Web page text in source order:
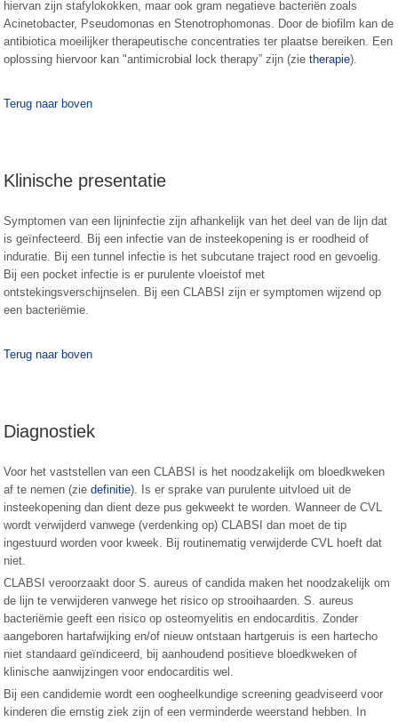
hiervan zijn stafylokokken, maar ook gram negatieve bacteriën zoals
Acinetobacter, Pseudomonas en Stenotrophomonas. Door de biofilm kan de
antibiotica moeilijker therapeutische concentraties ter plaatse bereiken. Een
oplossing hiervoor kan "antimicrobial lock therapy” zijn (zietherapie).
Terug naar boven
Klinische presentatie
Symptomen van een lijninfectie zijn afhankelijk van het deel van de lijn dat
is geïnfecteerd. Bij een infectie van de insteekopening is er roodheid of
induratie. Bij een tunnel infectie is het subcutane traject rood en gevoelig.
Bij een pocket infectie is er purulente vloeistof met
ontstekingsverschijnselen. Bij een CLABSI zijn er symptomen wijzend op
een bacteriëmie.
Terug naar boven
Diagnostiek
Voor het vaststellen van een CLABSI is het noodzakelijk om bloedkweken
af te nemen (ziedefinitie). Is er sprake van purulente uitvloed uit de
insteekopening dan dient deze pus gekweekt te worden. Wanneer de CVL
wordt verwijderd vanwege (verdenking op) CLABSI dan moet de tip
ingestuurd worden voor kweek. Bij routinematig verwijderde CVL hoeft dat
niet.
CLABSI veroorzaakt door S. aureus of candida maken het noodzakelijk om
de lijn te verwijderen vanwege het risico op strooihaarden. S. aureus
bacteriëmie geeft een risico op osteomyelitis en endocarditis. Zonder
aangeboren hartafwijking en/of nieuw ontstaan hartgeruis is een hartecho
niet standaard geïndiceerd, bij aanhoudend positieve bloedkweken of
klinische aanwijzingen voor endocarditis wel.
Bij een candidemie wordt een oogheelkundige screening geadviseerd voor
kinderen die ernstig ziek zijn of een verminderde weerstand hebben. In